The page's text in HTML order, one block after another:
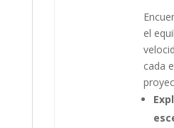
el
cada